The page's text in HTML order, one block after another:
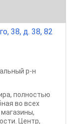
38, д. 38, 82
р-н
полностью
во всех
Центр,